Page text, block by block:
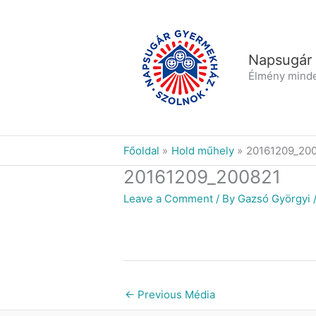
Élmény
Főoldal Hold műhely
20161209_200821
Leave a Comment / By Gazsó Györgyi /
← Previous Média